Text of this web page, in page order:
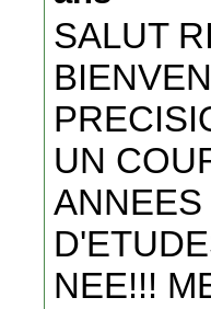
SALUT
UN
NEE!!!